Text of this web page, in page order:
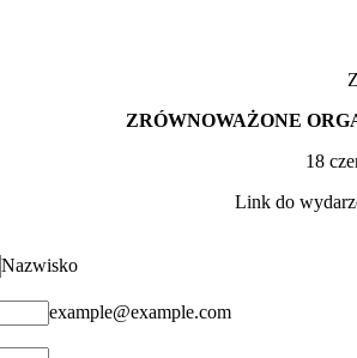
ZRÓWNOWAŻONE
18
Link do
Nazwisko
example@example.com